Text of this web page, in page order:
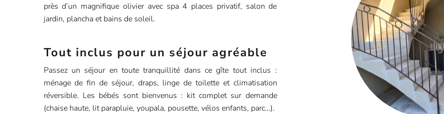
près d’un magnifique olivier avec spa 4 places privatif, salon de
jardin, plancha et bains de soleil.
Tout inclus pour un séjour agréable
Passez un séjour en toute tranquillité dans ce gîte tout inclus :
ménage de fin de séjour, draps, linge de toilette et climatisation
réversible. Les bébés sont bienvenus : kit complet sur demande
(chaise haute, lit parapluie, youpala, pousette, vélos enfants, parc…).